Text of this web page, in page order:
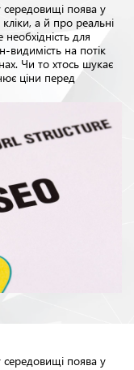
поява у
а й про реальні
для
видимість на потік
Чи то хтось шукає
ціни перед
поява у